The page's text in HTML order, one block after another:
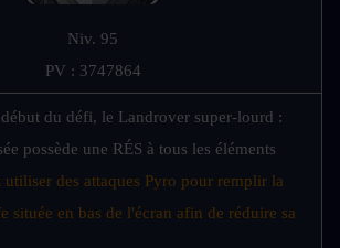
Niv. 95
PV : 3747864
du défi, le Landrover super-lourd :
possède une RÉS à tous les éléments
utiliser des attaques Pyro pour remplir la
située en bas de l'écran afin de réduire sa